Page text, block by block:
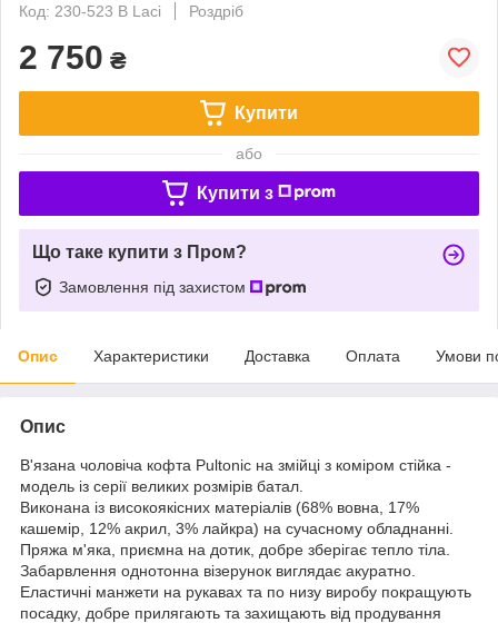
Код: 230-523 B Laci
Роздріб
2 750 ₴
Купити
або
Купити з
Що таке купити з Пром?
Замовлення під захистом
Опис Характеристики Доставка Оплата Умови
Опис
В'язана чоловіча кофта Pultonic на змійці з коміром стійка -
модель із серії великих розмірів батал.
Виконана із високоякісних матеріалів (68% вовна, 17%
кашемір, 12% акрил, 3% лайкра) на сучасному обладнанні.
Пряжа м'яка, приємна на дотик, добре зберігає тепло тіла.
Забарвлення однотонна візерунок виглядає акуратно.
Еластичні манжети на рукавах та по низу виробу покращують
посадку, добре прилягають та захищають від продування